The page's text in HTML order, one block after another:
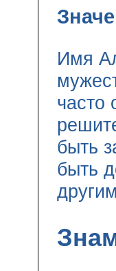
Имя
часто
быть
быть